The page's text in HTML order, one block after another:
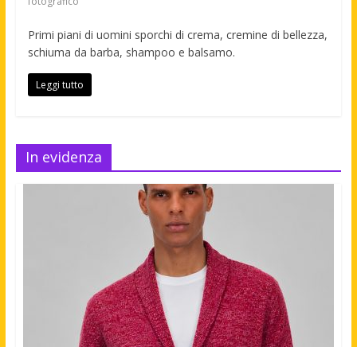
Primi piani di uomini sporchi di crema, cremine di bellezza,
schiuma da barba, shampoo e balsamo.
Leggi tutto
In evidenza